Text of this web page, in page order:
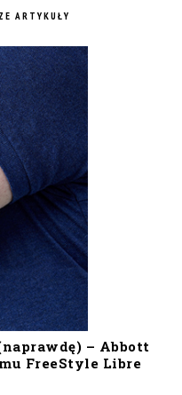
ARTYKUŁY
– Abbott
FreeStyle Libre